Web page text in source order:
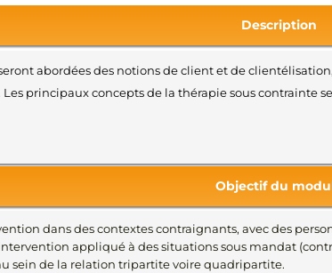
Description
abordées des notions de client et de
principaux concepts de la thérapie sous contrainte
Objectif du
dans des contextes contraignants, avec des
appliqué à des situations sous mandat
sein de la relation tripartite voire quadripartite.